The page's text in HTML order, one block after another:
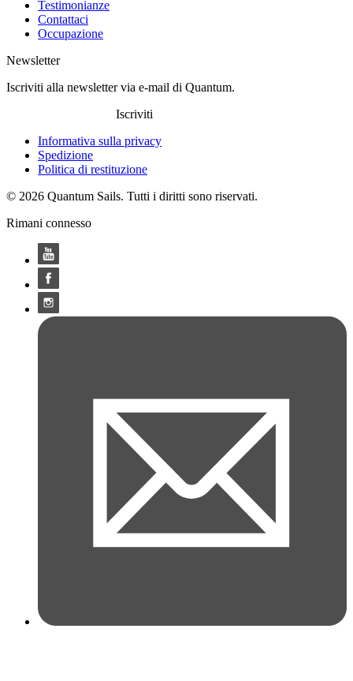
Testimonianze
Contattaci
Occupazione
Newsletter
Iscriviti alla newsletter via e-mail di Quantum.
Iscriviti
Informativa sulla privacy
Spedizione
Politica di restituzione
© 2026 Quantum Sails. Tutti i diritti sono riservati.
Rimani connesso